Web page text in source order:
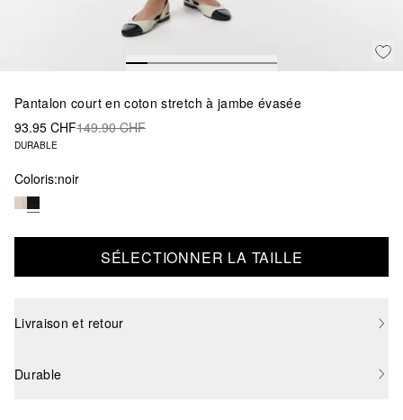
Pantalon court en coton stretch à jambe évasée
93.95 CHF149.90 CHF
DURABLE
Coloris:noir
SÉLECTIONNER LA TAILLE
Livraison et retour
Durable